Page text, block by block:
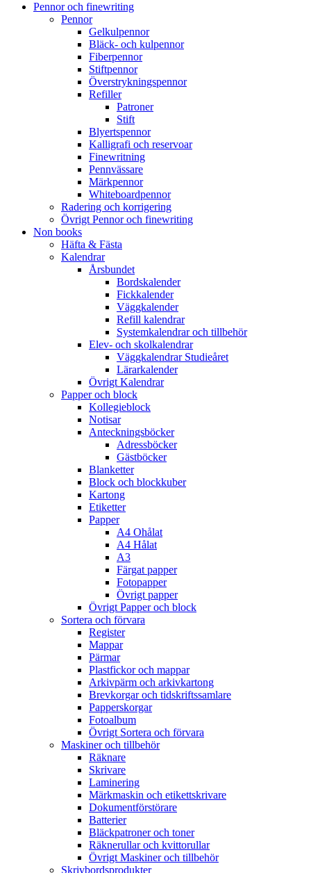
Pennor och finewriting
Pennor
Gelkulpennor
Bläck- och kulpennor
Fiberpennor
Stiftpennor
Överstrykningspennor
Refiller
Patroner
Stift
Blyertspennor
Kalligrafi och reservoar
Finewritning
Pennvässare
Märkpennor
Whiteboardpennor
Radering och korrigering
Övrigt Pennor och finewriting
Non books
Häfta & Fästa
Kalendrar
Årsbundet
Bordskalender
Fickkalender
Väggkalender
Refill kalendrar
Systemkalendrar och tillbehör
Elev- och skolkalendrar
Väggkalendrar Studieåret
Lärarkalender
Övrigt Kalendrar
Papper och block
Kollegieblock
Notisar
Anteckningsböcker
Adressböcker
Gästböcker
Blanketter
Block och blockkuber
Kartong
Etiketter
Papper
A4 Ohålat
A4 Hålat
A3
Färgat papper
Fotopapper
Övrigt papper
Övrigt Papper och block
Sortera och förvara
Register
Mappar
Pärmar
Plastfickor och mappar
Arkivpärm och arkivkartong
Brevkorgar och tidskriftssamlare
Papperskorgar
Fotoalbum
Övrigt Sortera och förvara
Maskiner och tillbehör
Räknare
Skrivare
Laminering
Märkmaskin och etikettskrivare
Dokumentförstörare
Batterier
Bläckpatroner och toner
Räknerullar och kvittorullar
Övrigt Maskiner och tillbehör
Skrivbordsprodukter